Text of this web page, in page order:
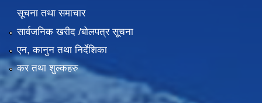
सूचना तथा समाचार
सार्वजनिक खरीद /बोलपत्र सूचना
एन, कानुन तथा निर्देशिका
कर तथा शुल्कहरु